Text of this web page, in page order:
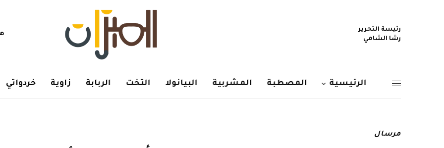
رئيسة التحرير
رشا الشامي
الرئيسية المصطبة المشربية البيانولا التخت الربابة زاوية خردواتي
مرسال